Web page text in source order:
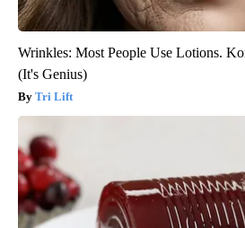
Wrinkles: Most People Use Lotions.
(It's Genius)
Tri Lift